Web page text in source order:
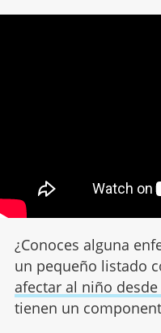
¿Conoces alguna
un pequeño listado
afectar al niño
tienen un